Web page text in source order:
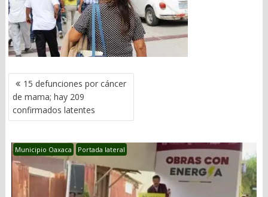
NAVEGACIÓN
DE
ENTRADAS
15 defunciones por cáncer
de mama; hay 209
confirmados latentes
Municipio Oaxaca Portada lateral